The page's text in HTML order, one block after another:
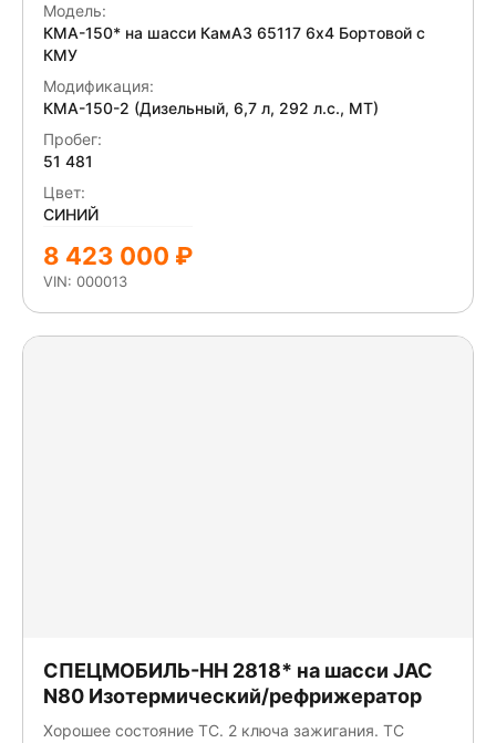
Модель:
КМА-150* на шасси КамАЗ 65117 6x4 Бортовой с
КМУ
Модификация:
КМА-150-2 (Дизельный, 6,7 л, 292 л.с., МТ)
Пробег:
51 481
Цвет:
СИНИЙ
8 423 000 ₽
VIN: 000013
СПЕЦМОБИЛЬ-НН 2818* на шасси JAC
N80 Изотермический/рефрижератор
Хорошее состояние ТС. 2 ключа зажигания. ТС